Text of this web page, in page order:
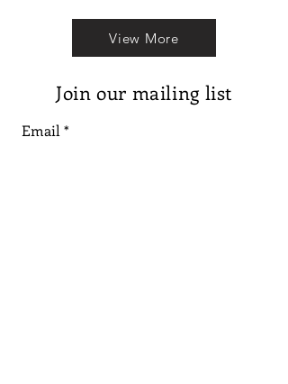
View More
Join our mailing list
Email